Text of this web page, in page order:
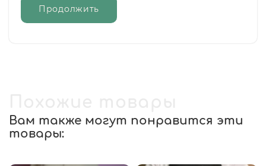
Продолжить
Вам также могут понравится эти
товары: